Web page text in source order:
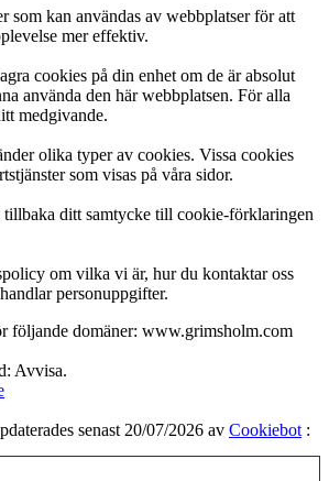
som kan användas av webbplatser för att
mer effektiv.
cookies på din enhet om de är absolut
använda den här webbplatsen. För alla
medgivande.
olika typer av cookies. Vissa cookies
som visas på våra sidor.
tillbaka ditt samtycke till cookie-förklaringen
om vilka vi är, hur du kontaktar oss
personuppgifter.
följande domäner: www.grimsholm.com
Avvisa.
senast 20/07/2026 av Cookiebot :